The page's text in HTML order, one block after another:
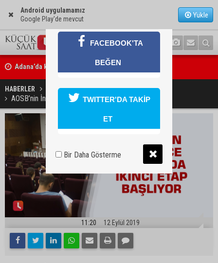
Android uygulamamız
Google Play'de mevcut
Yükle
Adana’da kahvehaneye silahlı saldırı: 3 kişi yaralandı
Çukurova Üniversitesi’nde Ar-Ge ve sanayi iş birliği görüşüldü
HABERLER EĞİTİM
AOSB’nin İngilizce kursunda ikinci etap başlıyor
11:20 12 Eylül 2019
FACEBOOK'TA
BEĞEN
TWITTER'DA TAKİP
ET
Bir Daha Gösterme